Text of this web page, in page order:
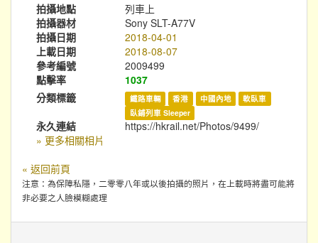
拍攝地點
列車上
拍攝器材
Sony SLT-A77V
拍攝日期
2018-04-01
上載日期
2018-08-07
參考編號
2009499
點擊率
1037
分類標籤
鐵路車輛 香港 中國內地
軟臥車
臥鋪列車 Sleeper
永久連結
https://hkrail.net/Photos/9499/
» 更多相關相片
« 返回前頁
注意：為保障私隱，二零零八年或以後拍攝的照片，在上載時將盡可能將
非必要之人臉模糊處理